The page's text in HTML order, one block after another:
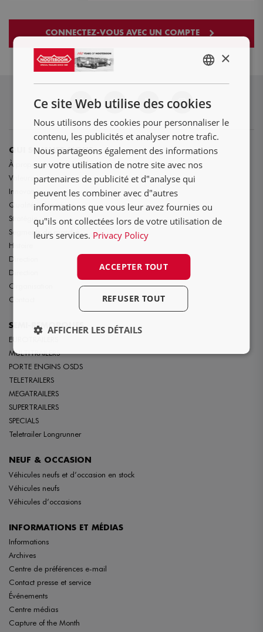
CONNECTEZ-VOUS AVEC UN COMPTE
QUI SOMMES NOUS
À propos de Nooteboom
Valeurs
Innovation
Qualité et longévité
Stratégie
Segments de marché
Histoire
Direction
Direction
Organisation
Contact
SEMI-REMORQUES
EUROTRAILERS
MULTITRAILERS
PORTE ENGINS OSDS
TELETRAILERS
MEGATRAILERS
SUPERTRAILERS
SPECIALS
Teletrailer Longrunner
NEUF & OCCASION
Véhicules neufs et d’occasion en stock
Véhicules neufs
Véhicules d’occasions
INFORMATIONS ET MÉDIAS
Informations
Archives
Centre de préférences e-mail
Contact presse et service
Événements
Centre médias
Capture of the Month
×
Ce site Web utilise des cookies
Nous utilisons des cookies pour personnaliser le
contenu, les publicités et analyser notre trafic.
Nous partageons également des informations
sur votre utilisation de notre site avec nos
partenaires de publicité et d"analyse qui
peuvent les combiner avec d"autres
informations que vous leur avez fournies ou
qu"ils ont collectées lors de votre utilisation de
leurs services. Privacy Policy
ACCEPTER TOUT
REFUSER TOUT
AFFICHER LES DÉTAILS